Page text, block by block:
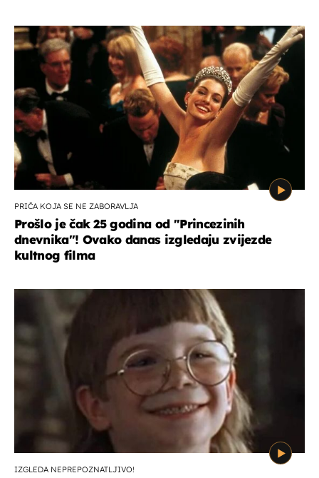
PRIČA KOJA SE NE ZABORAVLJA
Prošlo je čak 25 godina od ''Princezinih
dnevnika''! Ovako danas izgledaju zvijezde
kultnog filma
IZGLEDA NEPREPOZNATLJIVO!